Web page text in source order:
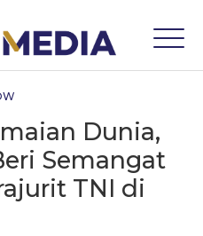
Dunia,
Semangat
TNI di